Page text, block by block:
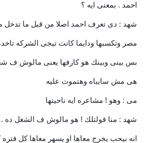
احمد . بمعنى ايه ؟
شهد : دى تعرف احمد اصلا من قبل ما تدخل
مصر وتكسبها ودايما كانت تيجى الشركه
بس بينى وبينك هو كارفها يعنى مالوش ف
هى مش سايباه وهتموت عليه
مى : وهو ! مشاعره ايه ناحيتها
شهد : منا قولتلك ! هو مالوش ف الشغل ده
انه بيحب يخرج معاها او يسهر معاها كل